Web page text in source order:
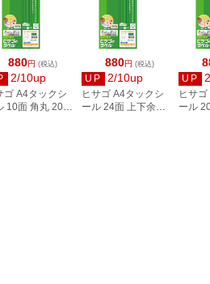
880円 (税込)
2/10up
ゴ A4タックシ
10面 角丸 20シ
880円 (税込)
UP 2/10up
ヒサゴ A4タックシ
ール 24面 上下余白
UP
ヒサ
ール